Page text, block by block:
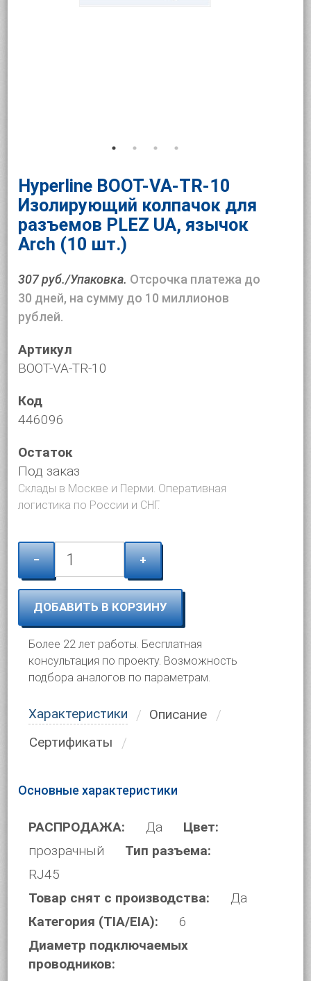
Hyperline BOOT-VA-TR-10
Изолирующий колпачок для
разъемов PLEZ UA, язычок
Arch (10 шт.)
307 руб./Упаковка. Отсрочка платежа до
30 дней, на сумму до 10 миллионов
рублей.
Артикул
BOOT-VA-TR-10
Код
446096
Остаток
Под заказ
Склады в Москве и Перми. Оперативная
логистика по России и СНГ.
− +
ДОБАВИТЬ В КОРЗИНУ
Более 22 лет работы. Бесплатная
консультация по проекту. Возможность
подбора аналогов по параметрам.
Характеристики
Описание
Сертификаты
Основные характеристики
РАСПРОДАЖА: Да
Цвет:
прозрачный
Тип разъема:
RJ45
Товар снят с производства:
Да
Категория (TIA/EIA):
6
Диаметр подключаемых
проводников: